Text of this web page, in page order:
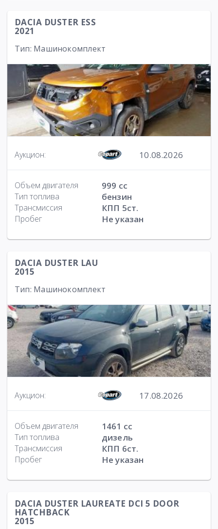
DACIA DUSTER ESS
2021
Тип: Машинокомплект
Аукцион: 10.08.2026
Объем двигателя 999 cc
Тип топлива бензин
Трансмиссия КПП 5ст.
Пробег Не указан
DACIA DUSTER LAU
2015
Тип: Машинокомплект
Аукцион: 17.08.2026
Объем двигателя 1461 cc
Тип топлива дизель
Трансмиссия КПП 6ст.
Пробег Не указан
DACIA DUSTER LAUREATE DCI 5 DOOR
HATCHBACK
2015